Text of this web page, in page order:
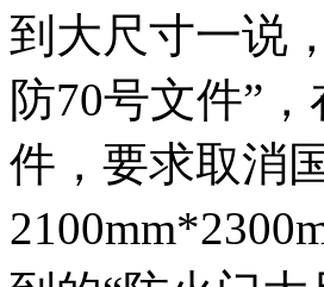
到大尺寸一说
防70号文件”
件，要求取消